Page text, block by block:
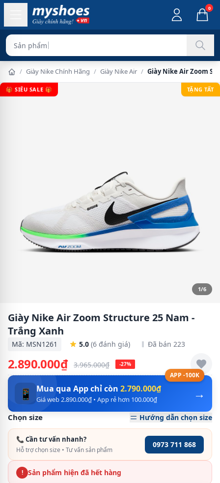
0
Sản phẩm chính hãng
/ Giày Nike Chính Hãng / Giày Nike Air / Giày Nike Air Zoom
🎁 SIÊU SALE 🎁 TẶNG TẤT
1/6
Giày Nike Air Zoom Structure 25 Nam -
Trắng Xanh
Mã: MSN1261 5.0 (6 đánh giá) Đã bán 223
2.890.000₫ 3.965.000₫ -27%
APP -100K
→
📱 Mua qua App chỉ còn 2.790.000₫
Giá web 2.890.000₫ • App rẻ hơn 100.000₫
Chọn size Hướng dẫn chọn size
📞 Cần tư vấn nhanh?
Hỗ trợ chọn size • Tư vấn sản phẩm
0973 711 868
! Sản phẩm hiện đã hết hàng